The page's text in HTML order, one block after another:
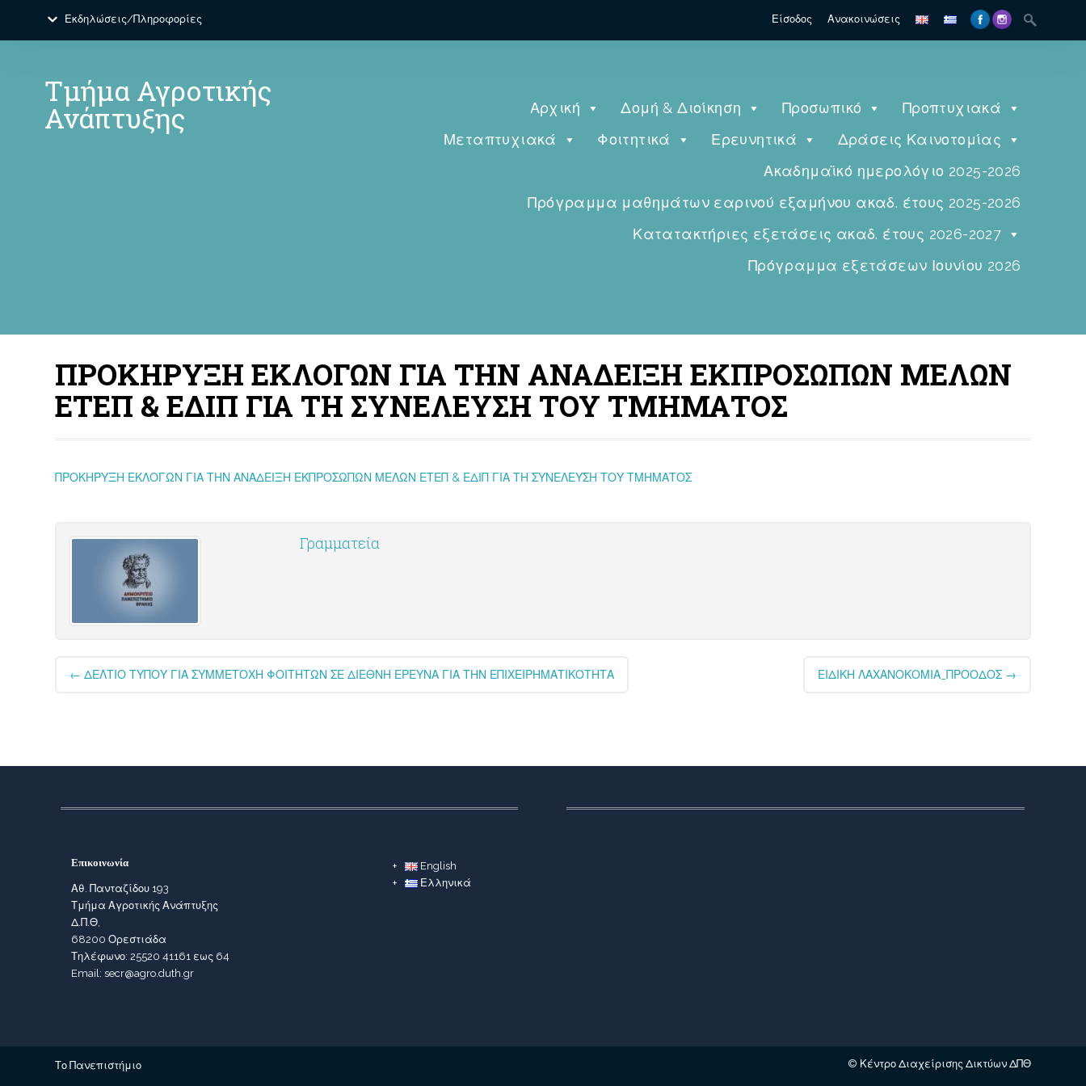
Εκδηλώσεις/Πληροφορίες Είσοδος Ανακοινώσεις
Τμήμα Αγροτικής
Ανάπτυξης Αρχική Δομή & Διοίκηση Προσωπικό
Προπτυχιακά
Μεταπτυχιακά
Φοιτητικά Ερευνητικά
Δράσεις Καινοτομίας
Ακαδημαϊκό ημερολόγιο 2025-2026
Πρόγραμμα μαθημάτων εαρινού εξαμήνου ακαδ. έτους 2025-2026
Κατατακτήριες εξετάσεις ακαδ. έτους 2026-2027
Πρόγραμμα εξετάσεων Ιουνίου 2026
ΠΡΟΚΗΡΥΞΗ ΕΚΛΟΓΩΝ ΓΙΑ ΤΗΝ ΑΝΑΔΕΙΞΗ ΕΚΠΡΟΣΩΠΩΝ ΜΕΛΩΝ
ΕΤΕΠ & ΕΔΙΠ ΓΙΑ ΤΗ ΣΥΝΕΛΕΥΣΗ ΤΟΥ ΤΜΗΜΑΤΟΣ
ΠΡΟΚΗΡΥΞΗ ΕΚΛΟΓΩΝ ΓΙΑ ΤΗΝ ΑΝΑΔΕΙΞΗ ΕΚΠΡΟΣΩΠΩΝ ΜΕΛΩΝ ΕΤΕΠ & ΕΔΙΠ ΓΙΑ ΤΗ ΣΥΝΕΛΕΥΣΗ ΤΟΥ ΤΜΗΜΑΤΟΣ
Γραμματεία
Post
navigation
← ΔΕΛΤΙΟ ΤΥΠΟΥ ΓΙΑ ΣΥΜΜΕΤΟΧΗ ΦΟΙΤΗΤΩΝ ΣΕ ΔΙΕΘΝΗ ΕΡΕΥΝΑ ΓΙΑ ΤΗΝ ΕΠΙΧΕΙΡΗΜΑΤΙΚΟΤΗΤΑ ΕΙΔΙΚΗ ΛΑΧΑΝΟΚΟΜΙΑ_ΠΡΟΟΔΟΣ →
Επικοινωνία
Αθ. Πανταζίδου 193
Τμήμα Αγροτικής Ανάπτυξης
Δ.Π.Θ,
68200 Ορεστιάδα
Τηλέφωνο: 25520 41161 εως 64
Email: secr@agro.duth.gr
English
Ελληνικά
Το Πανεπιστήμιο © Κέντρο Διαχείρισης Δικτύων ΔΠΘ